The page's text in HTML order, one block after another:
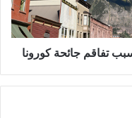
تفاقم جائحة كورونا